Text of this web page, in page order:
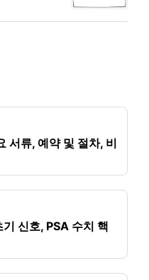
서류, 예약 및 절차, 비
신호, PSA 수치 핵